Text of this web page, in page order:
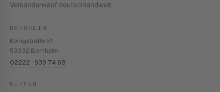
Versandankauf deutschlandweit.
BORNHEIM
Königstraße 51
53332 Bornheim
02222 · 939 74 68
KERPEN